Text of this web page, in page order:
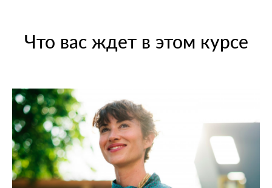
Что вас ждет в этом курсе